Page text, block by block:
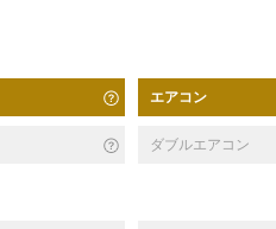
エアコン
ダブルエアコン